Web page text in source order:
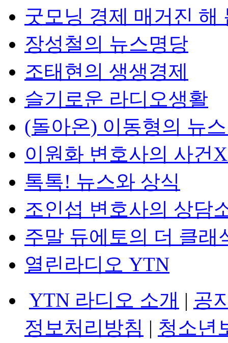
굿모닝 경제 매거진 해
장성철의 뉴스명당
조태현의 생생경제
슬기로운 라디오생활
(돌아온) 이동형의 뉴
이원화 변호사의 사건
톡톡! 뉴스와 상식
조인섭 변호사의 상담
주말 듀에토의 더 클래
열린라디오 YTN
YTN 라디오 소개 | 공
정보처리방침 | 청소년